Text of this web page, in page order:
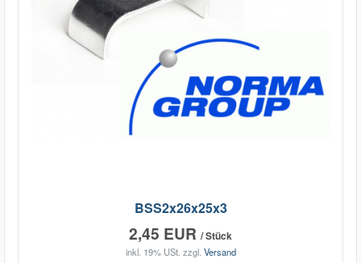
BSS2x26x25x3
2,45 EUR / Stück
inkl. 19% USt. zzgl. Versand